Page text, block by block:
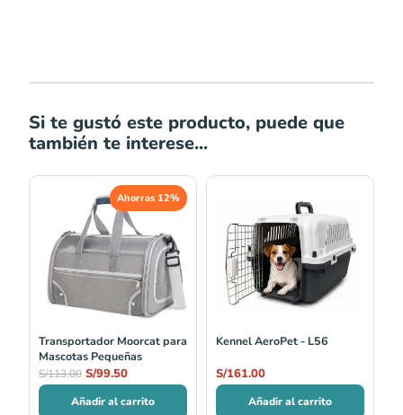
Si te gustó este producto, puede que
también te interese...
Ahorras 12%
Transportador Moorcat para
Mascotas Pequeñas
S/113.00
precio
original
era:
S/113.00.
S/99.50
El
precio
actual
es:
S/99.50.
Añadir al carrito
Kennel AeroPet - L56
S/161.00
Añadir al carrito